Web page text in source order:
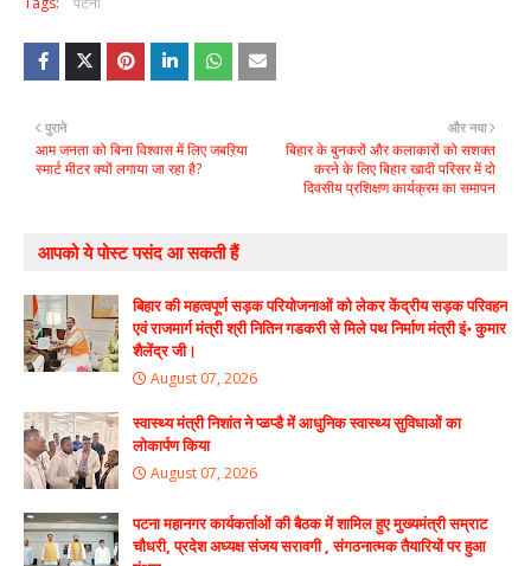
और नया
बिहार के बुनकरों और कलाकारों को सशक्त
करने के लिए बिहार खादी परिसर में दो
दिवसीय प्रशिक्षण कार्यक्रम का समापन
पुराने
आम जनता को बिना विश्वास में लिए जबऱिया
स्मार्ट मीटर क्यों लगाया जा रहा है?
आपको ये पोस्ट पसंद आ सकती हैं
बिहार की महत्वपूर्ण सड़क परियोजनाओं को लेकर केंद्रीय सड़क परिवहन
एवं राजमार्ग मंत्री श्री नितिन गडकरी से मिले पथ निर्माण मंत्री इं॰ कुमार
शैलेंद्र जी।
August 07, 2026
स्वास्थ्य मंत्री निशांत ने प्ळप्डै में आधुनिक स्वास्थ्य सुविधाओं का
लोकार्पण किया
August 07, 2026
पटना महानगर कार्यकर्ताओं की बैठक में शामिल हुए मुख्यमंत्री सम्राट
चौधरी, प्रदेश अध्यक्ष संजय सरावगी , संगठनात्मक तैयारियों पर हुआ